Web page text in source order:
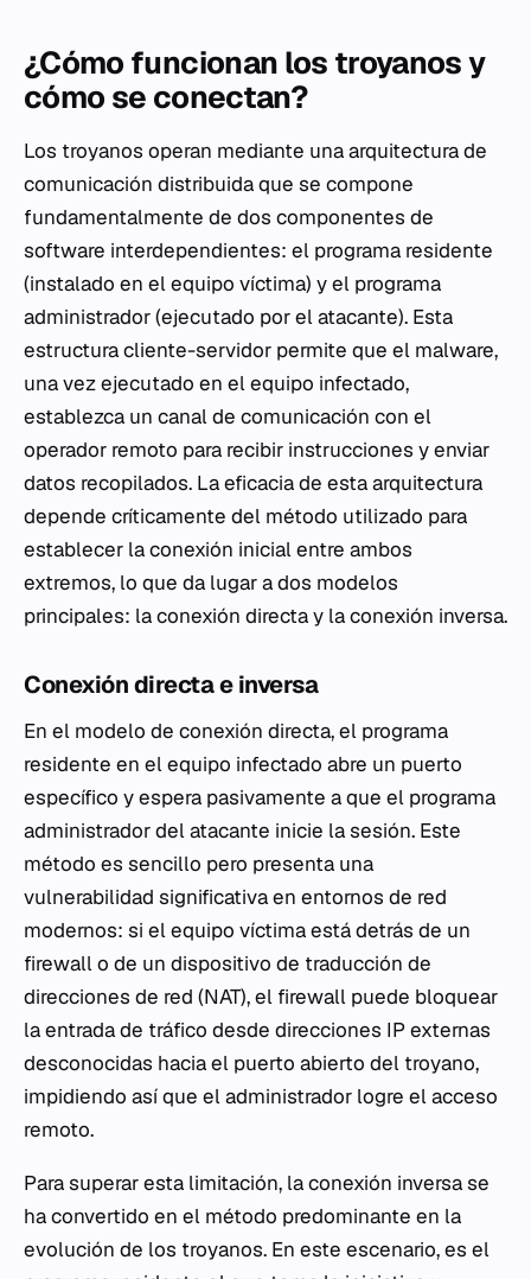
¿Cómo funcionan los troyanos y
cómo se conectan?
Los troyanos operan mediante una arquitectura de
comunicación distribuida que se compone
fundamentalmente de dos componentes de
software interdependientes: el programa residente
(instalado en el equipo víctima) y el programa
administrador (ejecutado por el atacante). Esta
estructura cliente-servidor permite que el malware,
una vez ejecutado en el equipo infectado,
establezca un canal de comunicación con el
operador remoto para recibir instrucciones y enviar
datos recopilados. La eficacia de esta arquitectura
depende críticamente del método utilizado para
establecer la conexión inicial entre ambos
extremos, lo que da lugar a dos modelos
principales: la conexión directa y la conexión inversa.
Conexión directa e inversa
En el modelo de conexión directa, el programa
residente en el equipo infectado abre un puerto
específico y espera pasivamente a que el programa
administrador del atacante inicie la sesión. Este
método es sencillo pero presenta una
vulnerabilidad significativa en entornos de red
modernos: si el equipo víctima está detrás de un
firewall o de un dispositivo de traducción de
direcciones de red (NAT), el firewall puede bloquear
la entrada de tráfico desde direcciones IP externas
desconocidas hacia el puerto abierto del troyano,
impidiendo así que el administrador logre el acceso
remoto.
Para superar esta limitación, la conexión inversa se
ha convertido en el método predominante en la
evolución de los troyanos. En este escenario, es el